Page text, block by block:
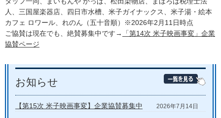
人、三国屋楽器店、四日市水槽、米子ガイナックス、米子湯・絵本
カフェ ロワール、れのん（五十音順）※2026年2月11日時点
ご協賛は現在でも、絶賛募集中です→
「第14次 米子映画事変」企業
協賛ページ
お知らせ
【第15次 米子映画事変】企業協賛募集中 2026年7月14日